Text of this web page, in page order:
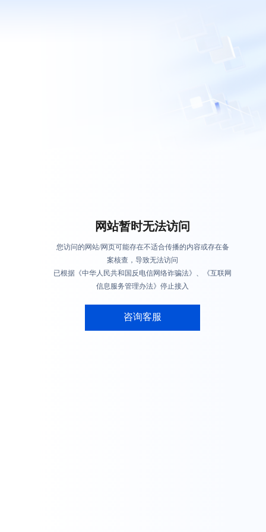
网站暂时无法访问
您访问的网站/网页可能存在不适合传播的内容或存在备
案核查，导致无法访问
已根据《中华人民共和国反电信网络诈骗法》、《互联网
信息服务管理办法》停止接入
咨询客服